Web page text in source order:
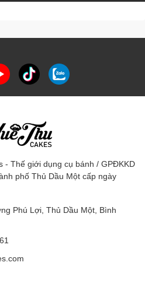
- Thế giới dụng cụ bánh / GPĐKKD
phố Thủ Dầu Một cấp ngày
Phú Lợi, Thủ Dầu Một, Bình